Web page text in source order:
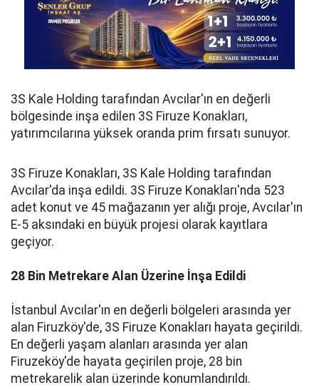
3S Kale Holding tarafından Avcılar'ın en değerli
bölgesinde inşa edilen 3S Firuze Konakları,
yatırımcılarına yüksek oranda prim fırsatı sunuyor.
3S Firuze Konakları, 3S Kale Holding tarafından
Avcılar'da inşa edildi. 3S Firuze Konakları'nda 523
adet konut ve 45 mağazanın yer alığı proje, Avcılar'ın
E-5 aksındaki en büyük projesi olarak kayıtlara
geçiyor.
28 Bin Metrekare Alan Üzerine İnşa Edildi
İstanbul Avcılar'ın en değerli bölgeleri arasında yer
alan Firuzköy'de, 3S Firuze Konakları hayata geçirildi.
En değerli yaşam alanları arasında yer alan
Firuzeköy'de hayata geçirilen proje, 28 bin
metrekarelik alan üzerinde konumlandırıldı.